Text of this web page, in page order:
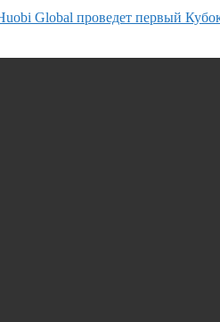
Global проведет первый